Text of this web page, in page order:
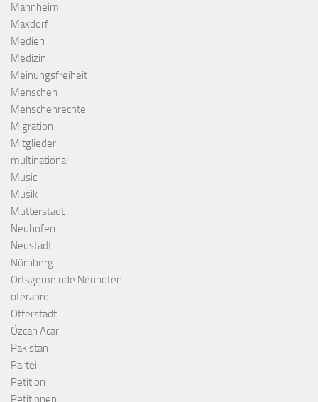
Mannheim
Maxdorf
Medien
Medizin
Meinungsfreiheit
Menschen
Menschenrechte
Migration
Mitglieder
multinational
Music
Musik
Mutterstadt
Neuhofen
Neustadt
Nürnberg
Ortsgemeinde Neuhofen
oterapro
Otterstadt
Özcan Acar
Pakistan
Partei
Petition
Petitionen